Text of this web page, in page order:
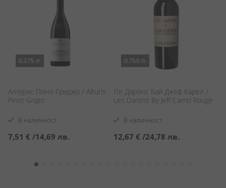
0.375 л.
Алтурис Пино Гриджо / Alturis
Pinot Grigio
В наличност
7,51 € /14,69 лв.
0.750 л.
Ле Даронс Бай Джеф Карел /
Les Darons By Jeff Carrel Rouge
В наличност
12,67 € /24,78 лв.